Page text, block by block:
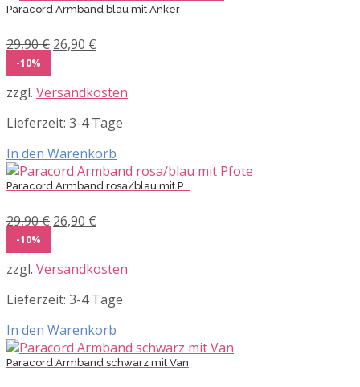
Paracord Armband blau mit Anker
29,90€ Ursprünglicher
29,90 €
26,90 €
26,90 €.
-10%
zzgl. Versandkosten
Lieferzeit: 3-4 Tage
In den Warenkorb
Paracord Armband rosa/blau mit P...
29,90€ Ursprünglicher
29,90 €
26,90 €
26,90 €.
-10%
zzgl. Versandkosten
Lieferzeit: 3-4 Tage
In den Warenkorb
Paracord Armband schwarz mit Van